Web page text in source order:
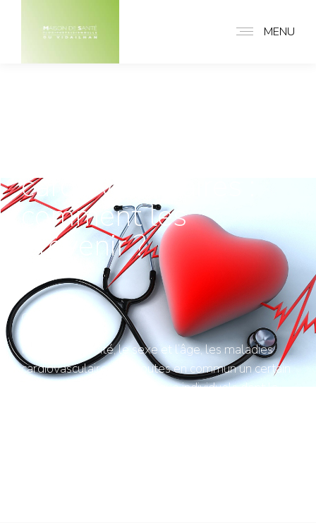
MENU
cardiovasculaires :
comment les
prévenir ?
Case summery
Hormis l’hérédité, le sexe et l’âge, les maladies
cardiovasculaires ont toutes en commun un certain
nombre de facteurs de risque individuels dont la